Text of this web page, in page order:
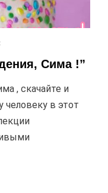
Сима !”
, скачайте и
человеку в этот